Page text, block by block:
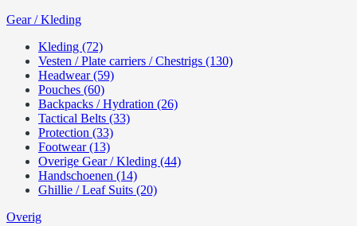
Gear / Kleding
Kleding (72)
Vesten / Plate carriers / Chestrigs (130)
Headwear (59)
Pouches (60)
Backpacks / Hydration (26)
Tactical Belts (33)
Protection (33)
Footwear (13)
Overige Gear / Kleding (44)
Handschoenen (14)
Ghillie / Leaf Suits (20)
Overig